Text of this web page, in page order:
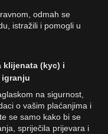
odmah se
istražili i pomogli u
klijenata (kyc) i
na sigurnost,
o vašim plaćanjima i
se samo kako bi se
spriječila prijevara i